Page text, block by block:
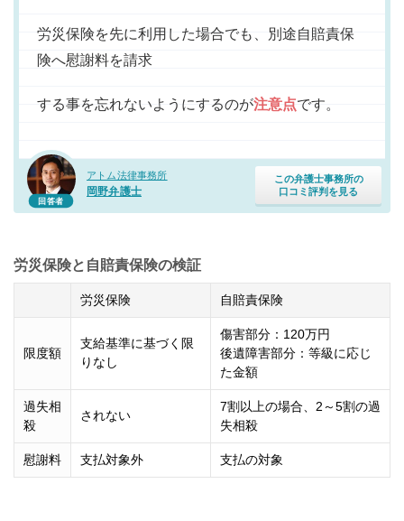
回答者
アトム法律事務所
岡野弁護士
この弁護士事務所の
口コミ評判を見る
労災保険を先に利用した場合でも、別途自賠責保
険へ慰謝料を請求
する事を忘れないようにするのが注意点です。
労災保険と自賠責保険の検証
労災保険 自賠責保険
限度額
支給基準に基づく限
りなし
傷害部分：120万円
後遺障害部分：等級に応じ
た金額
過失相
殺
されない
7割以上の場合、2～5割の過
失相殺
慰謝料 支払対象外 支払の対象